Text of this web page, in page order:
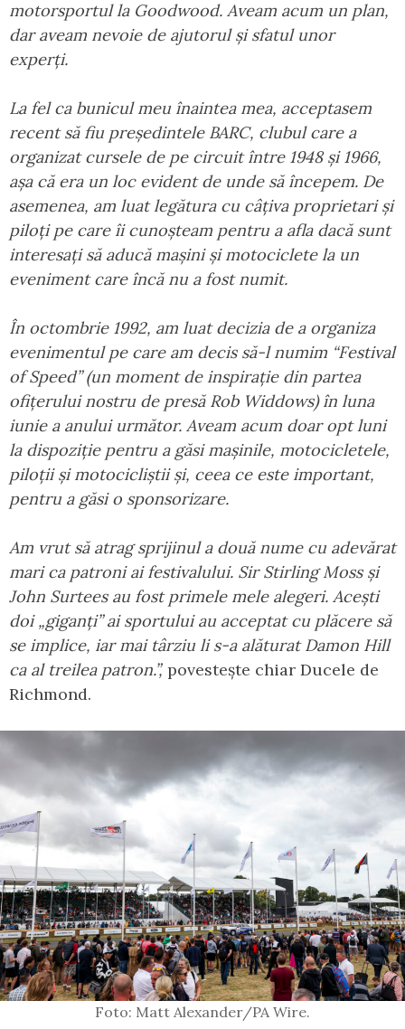
motorsportul la Goodwood. Aveam acum un plan,
dar aveam nevoie de ajutorul și sfatul unor
experți.
La fel ca bunicul meu înaintea mea, acceptasem
recent să fiu președintele BARC, clubul care a
organizat cursele de pe circuit între 1948 și 1966,
așa că era un loc evident de unde să începem. De
asemenea, am luat legătura cu câțiva proprietari și
piloți pe care îi cunoșteam pentru a afla dacă sunt
interesați să aducă mașini și motociclete la un
eveniment care încă nu a fost numit.
În octombrie 1992, am luat decizia de a organiza
evenimentul pe care am decis să-l numim “Festival
of Speed” (un moment de inspirație din partea
ofițerului nostru de presă Rob Widdows) în luna
iunie a anului următor. Aveam acum doar opt luni
la dispoziție pentru a găsi mașinile, motocicletele,
piloții și motocicliștii și, ceea ce este important,
pentru a găsi o sponsorizare.
Am vrut să atrag sprijinul a două nume cu adevărat
mari ca patroni ai festivalului. Sir Stirling Moss și
John Surtees au fost primele mele alegeri. Acești
doi „giganți” ai sportului au acceptat cu plăcere să
se implice, iar mai târziu li s-a alăturat Damon Hill
ca al treilea patron.”, povestește chiar Ducele de
Richmond.
Foto: Matt Alexander/PA Wire.